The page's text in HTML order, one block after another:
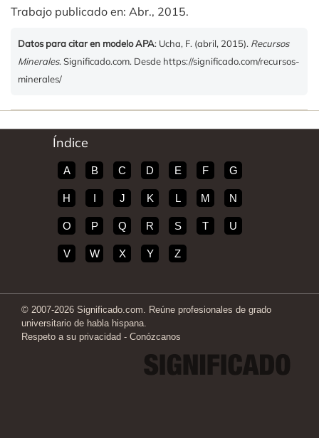
Trabajo publicado en: Abr., 2015.
Datos para citar en modelo APA: Ucha, F. (abril, 2015). Recursos
Minerales. Significado.com. Desde https://significado.com/recursos-
minerales/
Índice
A B C D E F G
H I J K L M N
O P Q R S T U
V W X Y Z
© 2007-2026 Significado.com. Reúne profesionales de grado
universitario de habla hispana.
Respeto a su privacidad - Conózcanos